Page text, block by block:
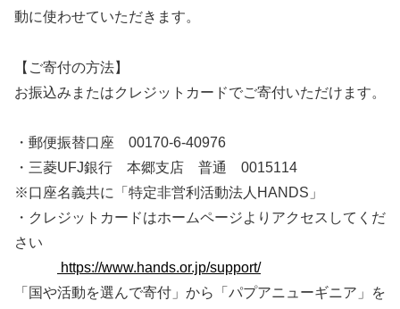
動に使わせていただきます。
【ご寄付の方法】
お振込みまたはクレジットカードでご寄付いただけます。
・郵便振替口座 00170-6-40976
・三菱UFJ銀行 本郷支店 普通 0015114
※口座名義共に「特定非営利活動法人HANDS」
・クレジットカードはホームページよりアクセスしてくだ
さい
https://www.hands.or.jp/support/
「国や活動を選んで寄付」から「パプアニューギニア」を